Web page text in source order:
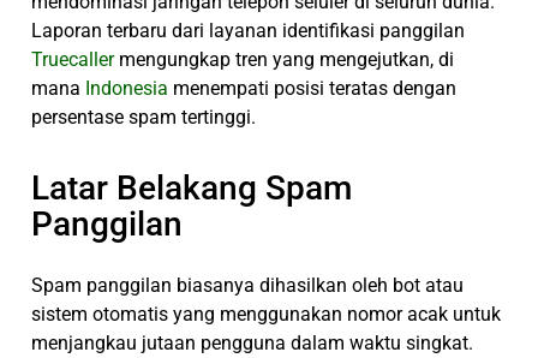
Laporan terbaru dari layanan identifikasi panggilan
Truecallermengungkap tren yang mengejutkan, di
mana Indonesia menempati posisi teratas dengan
persentase spam tertinggi.
Latar Belakang Spam
Panggilan
Spam panggilan biasanya dihasilkan oleh bot atau
sistem otomatis yang menggunakan nomor acak untuk
menjangkau jutaan pengguna dalam waktu singkat.